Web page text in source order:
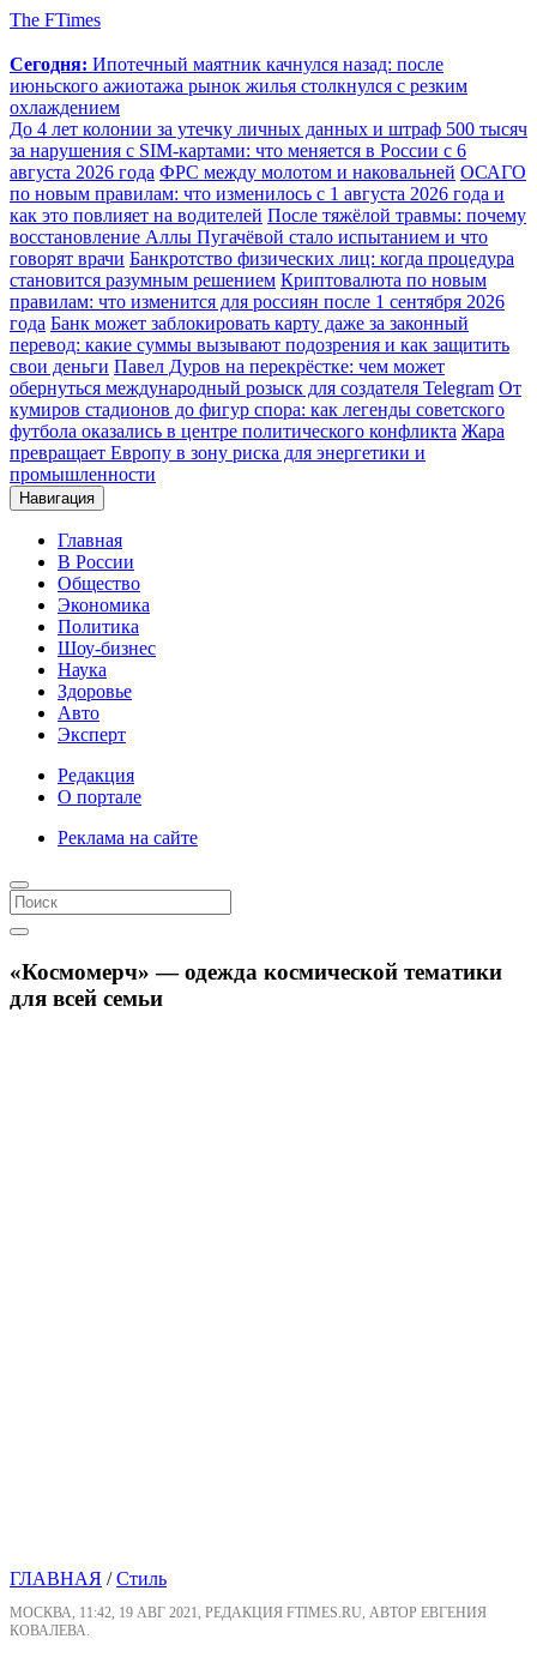
The FTimes
Сегодня: Ипотечный маятник качнулся назад: после
июньского ажиотажа рынок жилья столкнулся с резким
охлаждением
До 4 лет колонии за утечку личных данных и штраф 500 тысяч
за нарушения с SIM-картами: что меняется в России с 6
августа 2026 года ФРС между молотом и наковальней ОСАГО
по новым правилам: что изменилось с 1 августа 2026 года и
как это повлияет на водителей После тяжёлой травмы: почему
восстановление Аллы Пугачёвой стало испытанием и что
говорят врачи Банкротство физических лиц: когда процедура
становится разумным решением Криптовалюта по новым
правилам: что изменится для россиян после 1 сентября 2026
года Банк может заблокировать карту даже за законный
перевод: какие суммы вызывают подозрения и как защитить
свои деньги Павел Дуров на перекрёстке: чем может
обернуться международный розыск для создателя Telegram От
кумиров стадионов до фигур спора: как легенды советского
футбола оказались в центре политического конфликта Жара
превращает Европу в зону риска для энергетики и
промышленности
Навигация
Главная
В России
Общество
Экономика
Политика
Шоу-бизнес
Наука
Здоровье
Авто
Эксперт
Редакция
О портале
Реклама на сайте
«Космомерч» — одежда космической тематики
для всей семьи
ГЛАВНАЯ /Стиль
МОСКВА, 11:42, 19 АВГ 2021, РЕДАКЦИЯ FTIMES.RU, АВТОР ЕВГЕНИЯ
КОВАЛЕВА.